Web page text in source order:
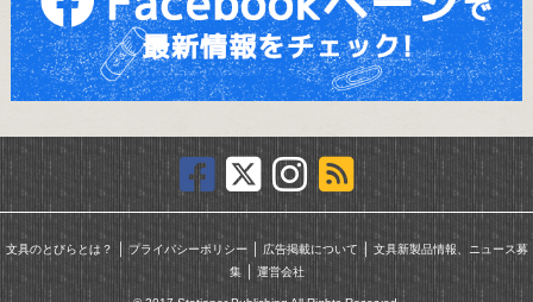
文具のとびらとは？ ｜ プライバシーポリシー｜ 広告掲載について ｜ 文具新製品情報、ニュース募
集｜ 運営会社